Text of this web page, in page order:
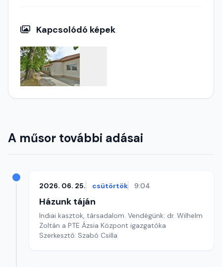
Kapcsolódó képek
A műsor további adásai
2026. 06. 25. csütörtök 9:04
Házunk táján
Indiai kasztok, társadalom. Vendégünk: dr. Wilhelm
Zoltán a PTE Ázsia Központ igazgatóka
Szerkesztő: Szabó Csilla